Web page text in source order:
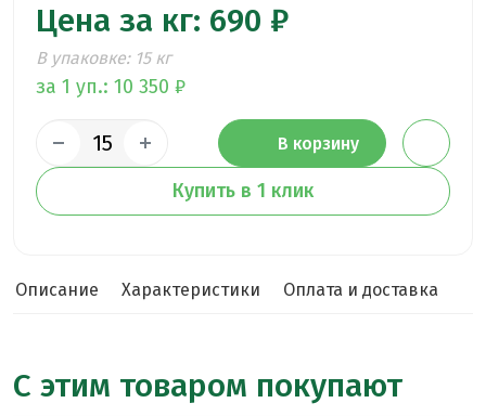
Цена за кг: 690 ₽
В упаковке: 15 кг
за 1 уп.: 10 350 ₽
В корзину
Купить в 1 клик
Описание Характеристики Оплата и доставка
С этим товаром покупают